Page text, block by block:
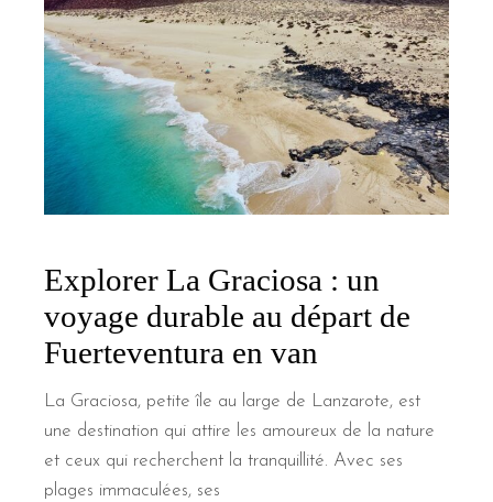
Explorer La Graciosa : un
voyage durable au départ de
Fuerteventura en van
La Graciosa, petite île au large de Lanzarote, est
une destination qui attire les amoureux de la nature
et ceux qui recherchent la tranquillité. Avec ses
plages immaculées, ses